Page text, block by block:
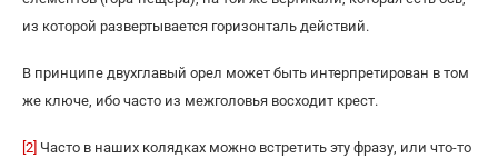
из которой развертывается горизонталь действий.
В принципе двухглавый орел может быть интерпретирован в том
же ключе, ибо часто из межголовья восходит крест.
[2] Часто в наших колядках можно встретить эту фразу, или что-то